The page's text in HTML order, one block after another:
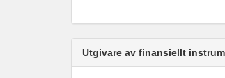
Utgivare av finansiellt